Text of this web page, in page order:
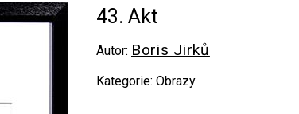
43. Akt
Autor: Boris Jirků
Kategorie: Obrazy